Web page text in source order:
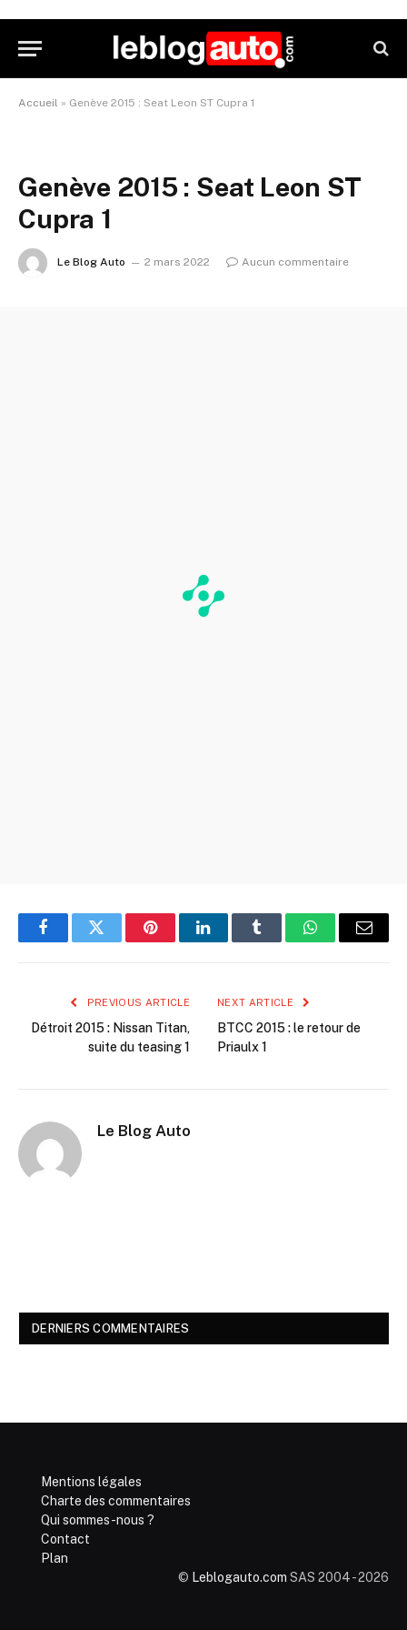
Accueil » Genève 2015 : Seat Leon ST Cupra 1
Genève 2015 : Seat Leon ST
Cupra 1
Le Blog Auto 2 mars 2022 Aucun commentaire
FacebookTwitter PinterestLinkedInTumblr WhatsAppEmail
PREVIOUS ARTICLE
Détroit 2015 : Nissan Titan,
suite du teasing 1
NEXT ARTICLE
BTCC 2015 : le retour de
Priaulx 1
Le Blog Auto
DERNIERS COMMENTAIRES
Mentions légales
Charte des commentaires
Qui sommes-nous ?
Contact
Plan
© Leblogauto.com SAS 2004 - 2026